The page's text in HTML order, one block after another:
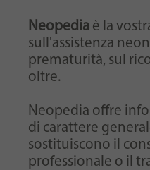
Neopedia è la
sull'assistenza
prematurità, sul
oltre.
Neopedia offre
di carattere
sostituiscono il
professionale o il